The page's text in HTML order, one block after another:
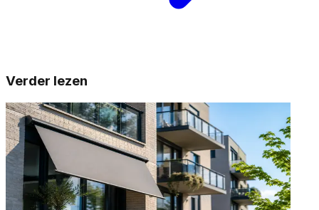
Verder lezen